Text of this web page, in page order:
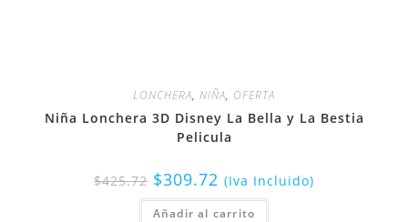
LONCHERA, NIÑA, OFERTA
Niña Lonchera 3D Disney La Bella y La Bestia
Pelicula
$425.72 $309.72 (Iva Incluido)
Añadir al carrito